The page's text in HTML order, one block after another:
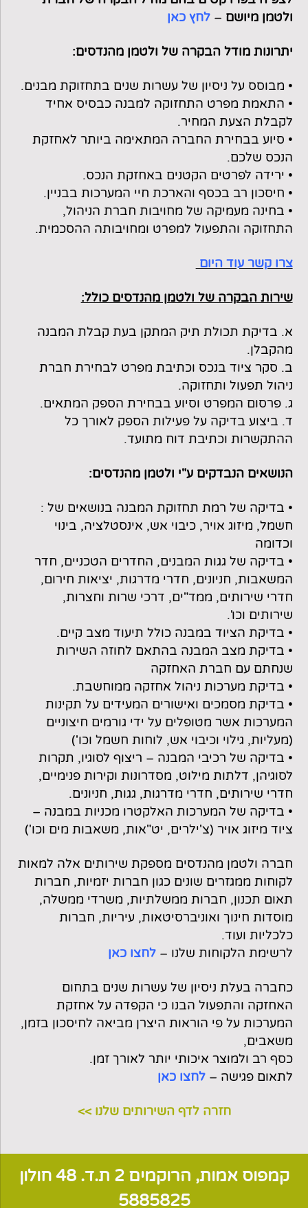
ולטמן מיושם – לחץ כאן
יתרונות מודל הבקרה של ולטמן מהנדסים:
• מבוסס על ניסיון של עשרות שנים בתחזוקת מבנים.
• התאמת מפרט התחזוקה למבנה כבסיס אחיד
לקבלת הצעת המחיר.
• סיוע בבחירת החברה המתאימה ביותר לאחזקת
הנכס שלכם.
• ירידה לפרטים הקטנים באחזקת הנכס.
• חיסכון רב בכסף והארכת חיי המערכות בבניין.
• בחינה מעמיקה של מחויבות חברת הניהול,
התחזוקה והתפעול למפרט ומחויבותה ההסכמית.
צרו קשר עוד היום
שירות הבקרה של ולטמן מהנדסים כולל:
א. בדיקת תכולת תיק המתקן בעת קבלת המבנה
מהקבלן.
ב. סקר ציוד בנכס וכתיבת מפרט לבחירת חברת
ניהול תפעול ותחזוקה.
ג. פרסום המפרט וסיוע בבחירת הספק המתאים.
ד. ביצוע בדיקה על פעילות הספק לאורך כל
ההתקשרות וכתיבת דוח מתועד.
הנושאים הנבדקים ע"י ולטמן מהנדסים:
• בדיקה של רמת תחזוקת המבנה בנושאים של :
חשמל, מיזוג אויר, כיבוי אש, אינסטלציה, בינוי
וכדומה
• בדיקה של גגות המבנים, החדרים הטכניים, חדר
המשאבות, חניונים, חדרי מדרגות, יציאות חירום,
חדרי שירותים, ממד"ים, דרכי שרות וחצרות,
שירותים וכו'.
• בדיקת הציוד במבנה כולל תיעוד מצב קיים.
• בדיקת מצב המבנה בהתאם לחוזה השירות
שנחתם עם חברת האחזקה
• בדיקת מערכות ניהול אחזקה ממוחשבת.
• בדיקת מסמכים ואישורים המעידים על תקינות
המערכות אשר מטופלים על ידי גורמים חיצוניים
(מעליות, גילוי וכיבוי אש, לוחות חשמל וכו')
• בדיקה של רכיבי המבנה – ריצוף לסוגיו, תקרות
לסוגיהן, דלתות מילוט, מסדרונות וקירות פנימיים,
חדרי שירותים, חדרי מדרגות, גגות, חניונים.
• בדיקה של המערכות האלקטרו מכניות במבנה –
ציוד מיזוג אויר (צ'ילרים, יט"אות, משאבות מים וכו')
חברה ולטמן מהנדסים מספקת שירותים אלה למאות
לקוחות ממגזרים שונים כגון חברות יזמיות, חברות
תאום תכנון, חברות ממשלתיות, משרדי ממשלה,
מוסדות חינוך ואוניברסיטאות, עיריות, חברות
כלכליות ועוד.
לרשימת הלקוחות שלנו –לחצו כאן
כחברה בעלת ניסיון של עשרות שנים בתחום
האחזקה והתפעול הבנו כי הקפדה על אחזקת
המערכות על פי הוראות היצרן מביאה לחיסכון בזמן,
משאבים,
כסף רב ולמוצר איכותי יותר לאורך זמן.
לתאום פגישה –לחצו כאן
חזרה לדף השירותים שלנו >>
קמפוס אמות, הרוקמים 2 ת.ד. 48 חולון
5885825